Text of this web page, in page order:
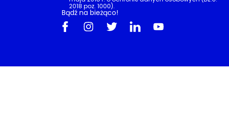
2018 poz. 1000).
Bądź na bieżąco!